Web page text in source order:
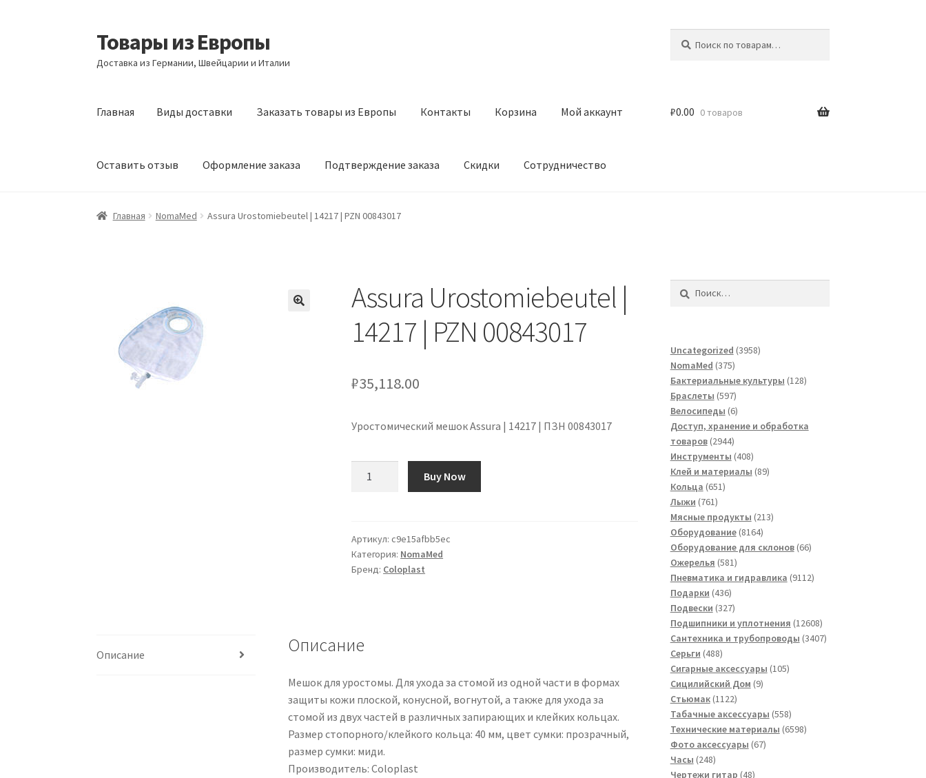
Перейти
к
навигации
Перейти
к
содержимому
Товары из Европы
Доставка из Германии, Швейцарии и Италии
Главная Виды доставки Заказать товары из Европы Контакты Корзина Мой аккаунт
Оставить отзыв Оформление заказа Подтверждение заказа Скидки Сотрудничество
Главная Виды доставки Заказать товары из ЕвропыКонтакты
₽0.00 0 товаров
Главная NomaMed Assura Urostomiebeutel | 14217 | PZN 00843017
Assura Urostomiebeutel |
14217 | PZN 00843017
₽35,118.00
Уростомический мешок Assura | 14217 | ПЗН 00843017
|
14217
|
Buy Now
Артикул:c9e15afbb5ec
Категория: NomaMed
Бренд: Coloplast
Описание Описание
Мешок для уростомы. Для ухода за стомой из одной части в формах
защиты кожи плоской, конусной, вогнутой, а также для ухода за
стомой из двух частей в различных запирающих и клейких кольцах.
Размер стопорного/клейкого кольца: 40 мм, цвет сумки: прозрачный,
размер сумки: миди.
Производитель: Coloplast
Uncategorized 39583958
NomaMed 375375
товаров
Бактериальные культуры 128128
Браслеты 597597
товаров
Велосипеды 66
товаров
Доступ, хранение и обработка
товаров 29442944
товара
Инструменты 408408
товаров
Клей и материалы 8989
Кольца 651651
Лыжи 761761
товар
Мясные продукты 213213
Оборудование 81648164
товара
Оборудование для склонов 6666
Ожерелья 581581
товар
Пневматика и гидравлика 91129112
Подарки 436436
товаров
Подвески 327327
товаров
Подшипники и уплотнения 1260812608
товаров
Сантехника и трубопроводы 34073407
Серьги 488488
товаров
Сигарные аксессуары 105105
Сицилийский Дом 99
Стьюмак 11221122
товара
Табачные аксессуары 558558
товаров
Технические материалы 65986598
Фото аксессуары 6767
Часы 248248
товаров
Чертежи гитар 4848